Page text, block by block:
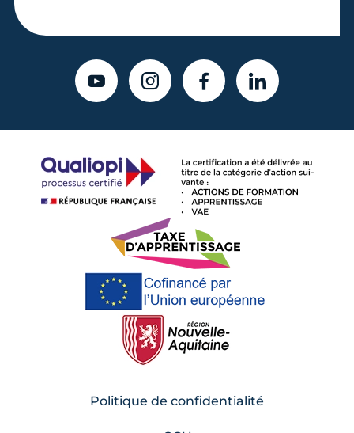
YOUTUBEINSTAGRAMFACEBOOKLINKEDIN
Politique de confidentialité